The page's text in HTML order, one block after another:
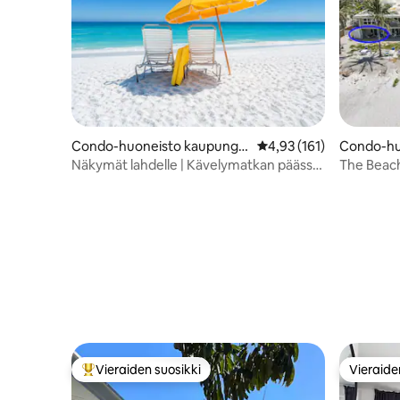
Condo-huoneisto kaupungis
sa Siesta Key
Keskimääräinen arvio
4,93 (161)
Näkymät lahdelle | Kävelymatkan päässä
Condo-
ssa
The
Vieraiden suosikkien parhaimmistoa
Vieraiden suosikki